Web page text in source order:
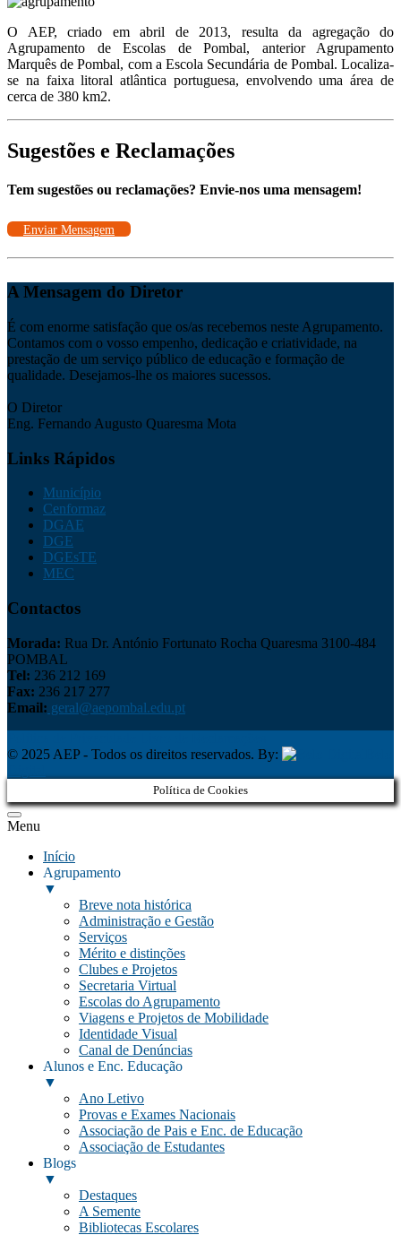
O AEP, criado em abril de 2013, resulta da agregação do
Agrupamento de Escolas de Pombal, anterior Agrupamento
Marquês de Pombal, com a Escola Secundária de Pombal. Localiza-
se na faixa litoral atlântica portuguesa, envolvendo uma área de
cerca de 380 km2.
Sugestões e Reclamações
Tem sugestões ou reclamações? Envie-nos uma mensagem!
Enviar Mensagem
A Mensagem do Diretor
É com enorme satisfação que os/as recebemos neste Agrupamento.
Contamos com o vosso empenho, dedicação e criatividade, na
prestação de um serviço público de educação e formação de
qualidade. Desejamos-lhe os maiores sucessos.
O Diretor
Eng. Fernando Augusto Quaresma Mota
Links Rápidos
Município
Cenformaz
DGAE
DGE
DGEsTE
MEC
Contactos
Morada: Rua Dr. António Fortunato Rocha Quaresma 3100-484
POMBAL
Tel: 236 212 169
Fax: 236 217 277
Email: geral@aepombal.edu.pt
© 2025 AEP - Todos os direitos reservados. By:
Política de Cookies
Menu
Início
Agrupamento
▼
Breve nota histórica
Administração e Gestão
Serviços
Mérito e distinções
Clubes e Projetos
Secretaria Virtual
Escolas do Agrupamento
Viagens e Projetos de Mobilidade
Identidade Visual
Canal de Denúncias
Alunos e Enc. Educação
▼
Ano Letivo
Provas e Exames Nacionais
Associação de Pais e Enc. de Educação
Associação de Estudantes
Blogs
▼
Destaques
A Semente
Bibliotecas Escolares